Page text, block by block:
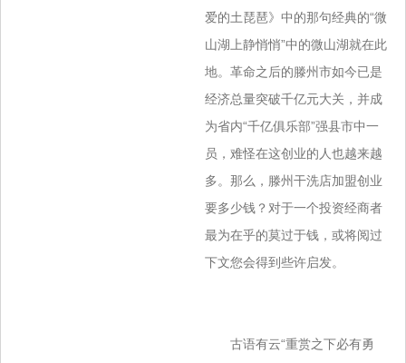
爱的土琵琶》中的那句经典的“微
山湖上静悄悄”中的微山湖就在此
地。革命之后的滕州市如今已是
经济总量突破千亿元大关，并成
为省内“千亿俱乐部”强县市中一
员，难怪在这创业的人也越来越
多。那么，滕州干洗店加盟创业
要多少钱？对于一个投资经商者
最为在乎的莫过于钱，或将阅过
下文您会得到些许启发。
古语有云“重赏之下必有勇